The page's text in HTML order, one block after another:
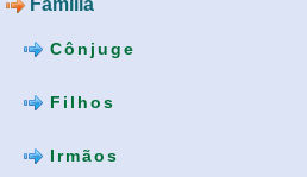
Família
Cônjuge
Filhos
Irmãos